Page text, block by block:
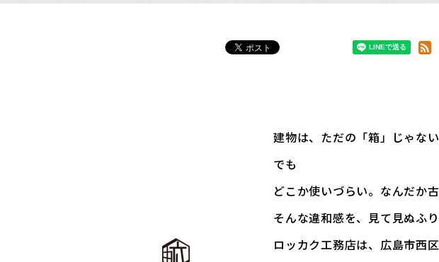
建物は、ただの「箱」じゃな
でも――
どこか使いづらい。なんだか
そんな違和感を、見て見ぬふ
ロッカク工務店は、広島市西